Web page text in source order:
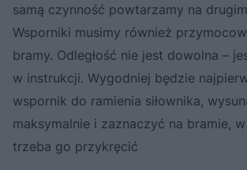
samą czynność powtarzamy na
Wsporniki musimy również
bramy. Odległość nie jest dowolna –
w instrukcji. Wygodniej będzie
wspornik do ramienia siłownika,
maksymalnie i zaznaczyć na bramie,
trzeba go przykręcić